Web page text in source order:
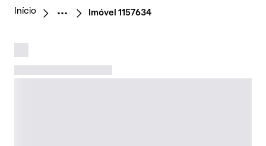
Início Imóvel 1157634